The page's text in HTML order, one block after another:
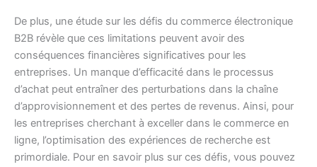
De plus, une étude sur les défis du commerce électronique
B2B révèle que ces limitations peuvent avoir des
conséquences financières significatives pour les
entreprises. Un manque d’efficacité dans le processus
d’achat peut entraîner des perturbations dans la chaîne
d’approvisionnement et des pertes de revenus. Ainsi, pour
les entreprises cherchant à exceller dans le commerce en
ligne, l’optimisation des expériences de recherche est
primordiale. Pour en savoir plus sur ces défis, vous pouvez